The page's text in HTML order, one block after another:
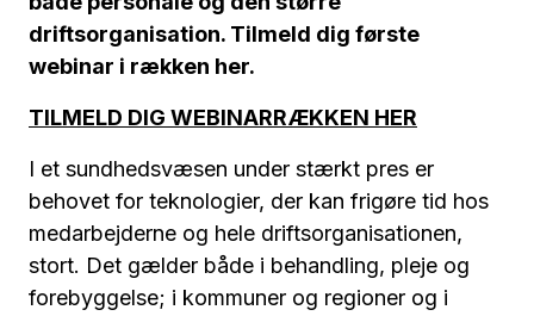
driftsorganisation. Tilmeld dig første
webinar i rækken her.
TILMELD DIG WEBINARRÆKKEN HER
I et sundhedsvæsen under stærkt pres er
behovet for teknologier, der kan frigøre tid hos
medarbejderne og hele driftsorganisationen,
stort. Det gælder både i behandling, pleje og
forebyggelse; i kommuner og regioner og i